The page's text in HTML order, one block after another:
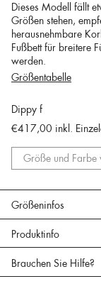
Dieses Modell fällt
Größen stehen,
herausnehmbare
Fußbett für breitere
werden.
Größentabelle
Dippy f
€417,00 inkl.
Größe und Farbe
Größeninfos
Produktinfo
Brauchen Sie Hilfe?